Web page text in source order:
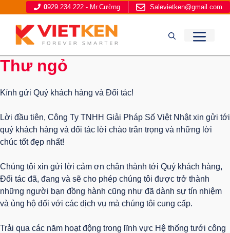
dung
0929.234.222 - Mr.Cường Salevietken@gmail.com
Thư ngỏ
Kính gửi Quý khách hàng và Đối tác!
Lời đầu tiên, Công Ty TNHH Giải Pháp Số Việt Nhật xin gửi tới
quý khách hàng và đối tác lời chào trân trọng và những lời
chúc tốt đẹp nhất!
Chúng tôi xin gửi lời cảm ơn chân thành tới Quý khách hàng,
Đối tác đã, đang và sẽ cho phép chúng tôi được trở thành
những người bạn đồng hành cũng như đã dành sự tín nhiệm
và ủng hộ đối với các dịch vụ mà chúng tôi cung cấp.
Trải qua các năm hoạt động trong lĩnh vực Hệ thống tưới công